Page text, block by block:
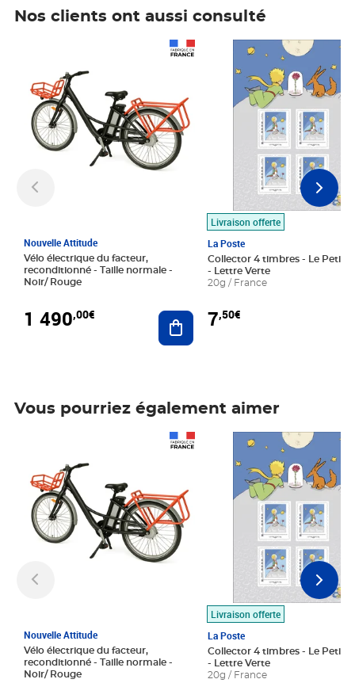
Nos clients ont aussi consulté
Nouvelle Attitude
Vélo électrique du facteur,
reconditionné - Taille normale -
Noir/ Rouge
1 490,00€ Ajouter au panier
Livraison offerte
La Poste
Collector 4 timbres - Le Petit
- Lettre Verte
20g / France
7,50€
Prix 7,50€
Vous pourriez également aimer
Nouvelle Attitude
Vélo électrique du facteur,
reconditionné - Taille normale -
Noir/ Rouge
Livraison offerte
La Poste
Collector 4 timbres - Le Petit
- Lettre Verte
20g / France
Prix 7,50€